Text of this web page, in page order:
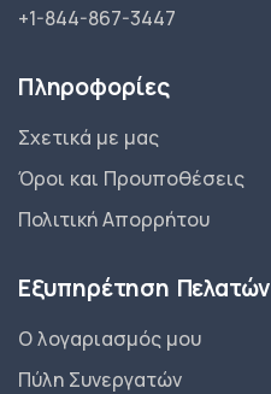
+1-844-867-3447
Πληροφορίες
Σχετικά με μας
Όροι και Προυποθέσεις
Πολιτική Απορρήτου
Εξυπηρέτηση Πελατών
Ο λογαριασμός μου
Πύλη Συνεργατών